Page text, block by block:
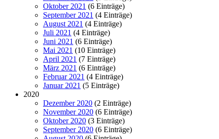
Oktober 2021 (6 Einträge)
September 2021 (4 Einträge)
August 2021 (4 Einträge)
Juli 2021 (4 Einträge)
Juni 2021 (6 Einträge)
Mai 2021 (10 Einträge)
April 2021 (7 Einträge)
März 2021 (6 Einträge)
Februar 2021 (4 Einträge)
Januar 2021 (5 Einträge)
2020
Dezember 2020 (2 Einträge)
November 2020 (6 Einträge)
Oktober 2020 (3 Einträge)
September 2020 (6 Einträge)